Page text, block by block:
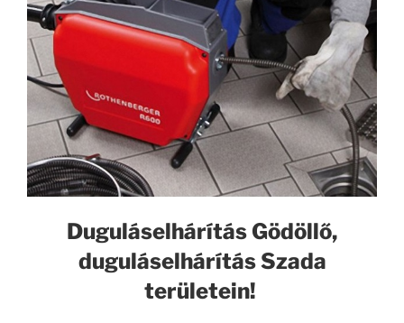
Duguláselhárítás Gödöllő,
duguláselhárítás Szada
területein!